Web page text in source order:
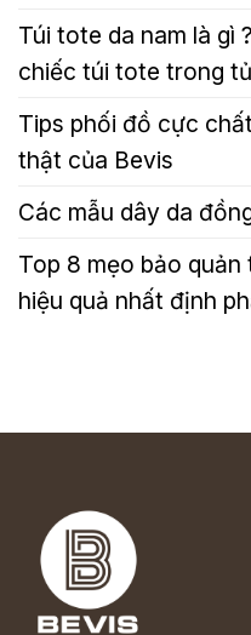
Túi tote da nam là gì
chiếc túi tote trong
Tips phối đồ cực
thật của Bevis
Các mẫu dây da
Top 8 mẹo bảo
hiệu quả nhất định